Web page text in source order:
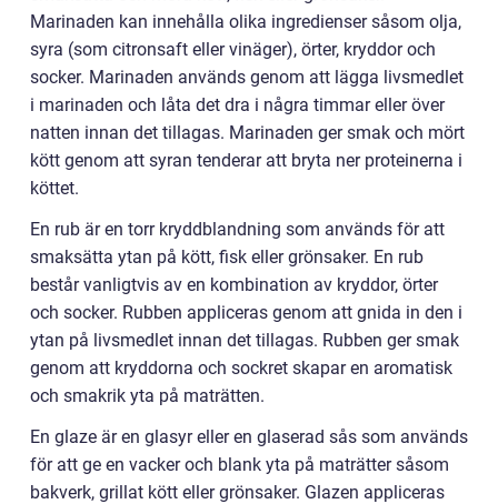
Marinaden kan innehålla olika ingredienser såsom olja,
syra (som citronsaft eller vinäger), örter, kryddor och
socker. Marinaden används genom att lägga livsmedlet
i marinaden och låta det dra i några timmar eller över
natten innan det tillagas. Marinaden ger smak och mört
kött genom att syran tenderar att bryta ner proteinerna i
köttet.
En rub är en torr kryddblandning som används för att
smaksätta ytan på kött, fisk eller grönsaker. En rub
består vanligtvis av en kombination av kryddor, örter
och socker. Rubben appliceras genom att gnida in den i
ytan på livsmedlet innan det tillagas. Rubben ger smak
genom att kryddorna och sockret skapar en aromatisk
och smakrik yta på maträtten.
En glaze är en glasyr eller en glaserad sås som används
för att ge en vacker och blank yta på maträtter såsom
bakverk, grillat kött eller grönsaker. Glazen appliceras